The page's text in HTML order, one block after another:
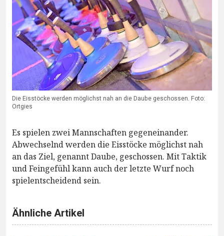
Die Eisstöcke werden möglichst nah an die Daube geschossen. Foto:
Ortgies
Es spielen zwei Mannschaften gegeneinander.
Abwechselnd werden die Eisstöcke möglichst nah
an das Ziel, genannt Daube, geschossen. Mit Taktik
und Feingefühl kann auch der letzte Wurf noch
spielentscheidend sein.
Ähnliche Artikel